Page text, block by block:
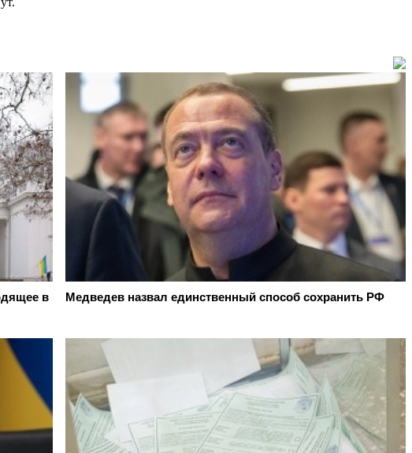
в
Медведев назвал единственный способ сохранить РФ